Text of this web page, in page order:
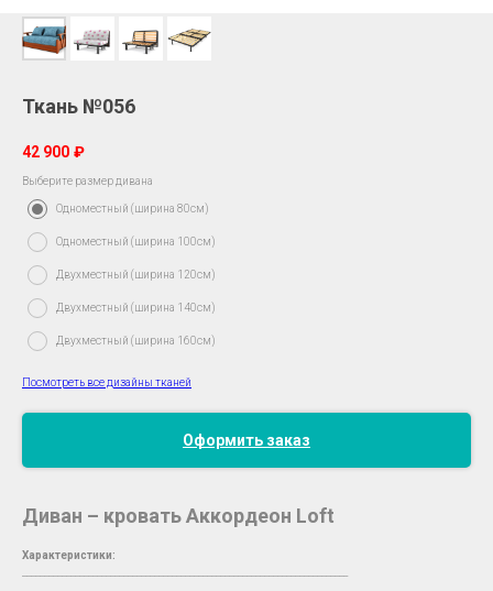
Ткань №056
42 900 ₽
Выберите размер дивана
Одноместный (ширина 80см)
Одноместный (ширина 100см)
Двухместный (ширина 120см)
Двухместный (ширина 140см)
Двухместный (ширина 160см)
Посмотреть все дизайны тканей
Оформить заказ
Диван – кровать Аккордеон Loft
Характеристики: